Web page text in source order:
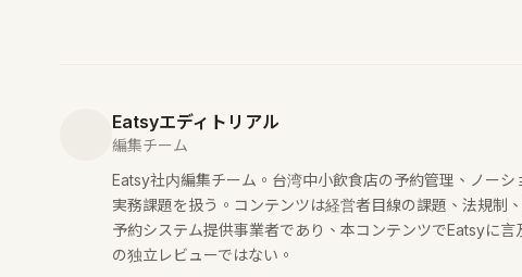
Eatsyエディトリアル
編集チーム
Eatsy社内編集チーム。台湾中小飲食店の予約管理、ノー
実務課題を扱う。コンテンツは経営者目線の課題、法規制
予約システム提供事業者であり、本コンテンツでEatsyに
の独立レビューではない。